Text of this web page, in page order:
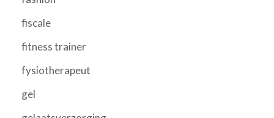
fiscale
fitness trainer
fysiotherapeut
gel